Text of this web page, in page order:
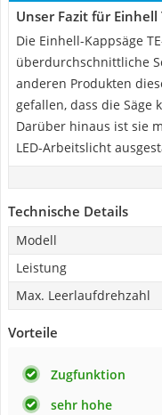
Unser Fazit für Einhell
Die Einhell-Kappsäge
überdurchschnittliche
anderen Produkten
gefallen, dass die Säge
Darüber hinaus ist sie
LED-Arbeitslicht
Technische Details
Modell
Leistung
Max. Leerlaufdrehzahl
Vorteile
Zugfunktion
sehr hohe